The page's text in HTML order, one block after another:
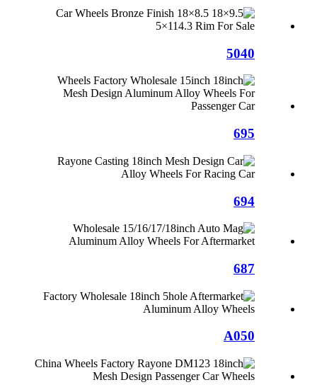
5040
695
694
687
A050